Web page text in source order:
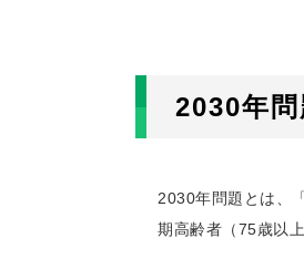
2030年
2030年問題とは、「
期高齢者（75歳以